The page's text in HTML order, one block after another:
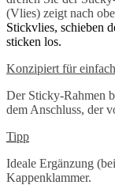
(Vlies) zeigt nach
Stickvlies, schieben
sticken los.
Konzipiert für
Der Sticky-Rahmen
dem Anschluss, der
Tipp
Ideale Ergänzung
Kappenklammer.